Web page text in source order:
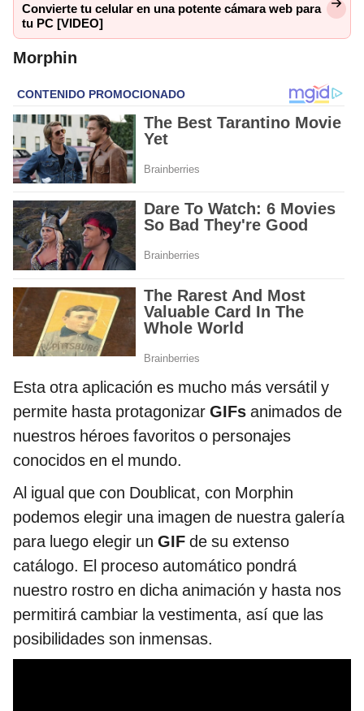
Convierte tu celular en una potente cámara web para
tu PC [VIDEO]
Morphin
Esta otra aplicación es mucho más versátil y
permite hasta protagonizar GIFs animados de
nuestros héroes favoritos o personajes
conocidos en el mundo.
Al igual que con Doublicat, con Morphin
podemos elegir una imagen de nuestra galería
para luego elegir un GIF de su extenso
catálogo. El proceso automático pondrá
nuestro rostro en dicha animación y hasta nos
permitirá cambiar la vestimenta, así que las
posibilidades son inmensas.